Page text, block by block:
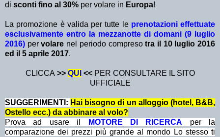
di sconti fino al 30% per volare in Europa!
La promozione è valida per tutte le prenotazioni effettuate
esclusivamente entro la mezzanotte di domani (9 luglio
2016) pervolare nel periodo compresotra il 10 luglio 2016
ed il 5 aprile 2017.
CLICCA >> QUI << PER CONSULTARE IL SITO
UFFICIALE
SUGGERIMENTI: Hai bisogno di un alloggio (hotel, B&B,
Ostello ecc.) da abbinare al volo?
Prova ad usare il
MOTORE DI RICERCA
per la
comparazione dei prezzi più grande al mondo Lo stesso ti